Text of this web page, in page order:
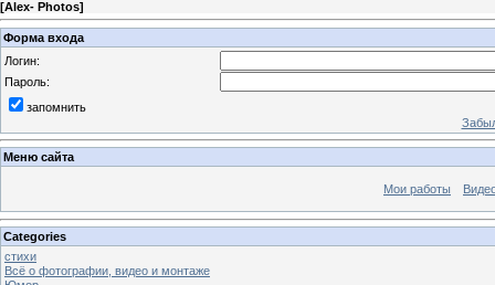
[Alex- Photos]
Форма входа
Логин:
Пароль:
запомнить
Меню сайта
Мои работы
Categories
стихи
Всё о фотографии, видео и монтаже